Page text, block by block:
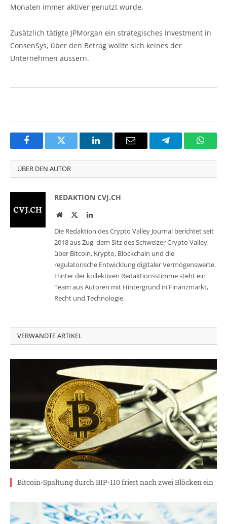
Monaten immer aktiver genutzt wurde.
Zusätzlich tätigte JPMorgan ein strategisches Investment in
ConsenSys, über den Betrag wollte sich keines der
Unternehmen äussern.
FacebookTwitter LinkedInEmail Telegram
ÜBER DEN AUTOR
REDAKTION CVJ.CH
WebsiteTwitterLinkedIn
Die Redaktion des Crypto Valley Journal berichtet seit
2018 aus Zug, dem Sitz des Schweizer Crypto Valley,
über Bitcoin, Krypto, Blockchain und die
regulatorische Entwicklung digitaler Vermögenswerte.
Hinter der kollektiven Redaktionsstimme steht ein
Team aus Autoren mit Hintergrund in Finanzmarkt,
Recht und Technologie.
VERWANDTE ARTIKEL
Bitcoin-Spaltung durch BIP-110 friert nach zwei Blöcken ein